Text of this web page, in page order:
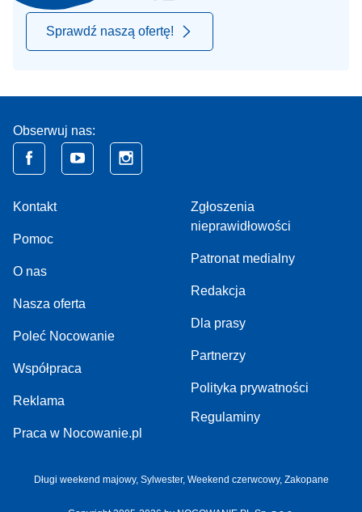
Sprawdź naszą ofertę!
Obserwuj nas:
Kontakt
Pomoc
O nas
Nasza oferta
Poleć Nocowanie
Współpraca
Reklama
Praca w Nocowanie.pl
Zgłoszenia
nieprawidłowości
Patronat medialny
Redakcja
Dla prasy
Partnerzy
Polityka prywatności
Regulaminy
Długi weekend majowy, Sylwester, Weekend czerwcowy, Zakopane